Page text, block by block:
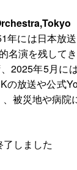
年には日本放
名演を残して
2025年5月
放送や公式
被災地や病
しました